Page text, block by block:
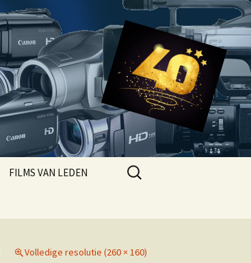
FILMS VAN LEDEN
Zoeken
naar:
Volledige resolutie (260 × 160)